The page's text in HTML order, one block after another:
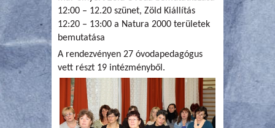
12:00 – 12.20 szünet, Zöld Kiállítás
12:20 – 13:00 a Natura 2000 területek
bemutatása
A rendezvényen 27 óvodapedagógus
vett részt 19 intézményből.